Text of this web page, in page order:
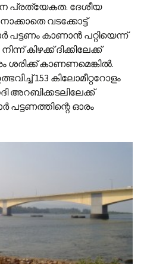
പ്രത്യേകത. ദേശീയ
വടക്കോട്ട്
കാണാന്‍ പറ്റിയെന്ന്
കിഴക്ക് ദിക്കിലേക്ക്
ശരിക്ക് കാണണമെങ്കില്‍.
153 കിലോമീറ്ററോളം
അറബിക്കടലിലേക്ക്
പട്ടണത്തിന്റെ ഓരം